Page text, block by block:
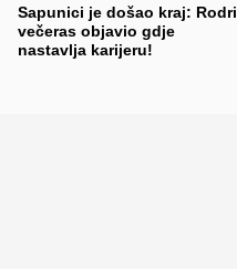
Sapunici je došao kraj: Rodri
večeras objavio gdje
nastavlja karijeru!